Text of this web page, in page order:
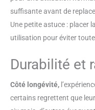
suffisante avant de
Une petite astuce : placer
utilisation pour éviter
Durabilité et
Côté longévité,
certains regrettent que